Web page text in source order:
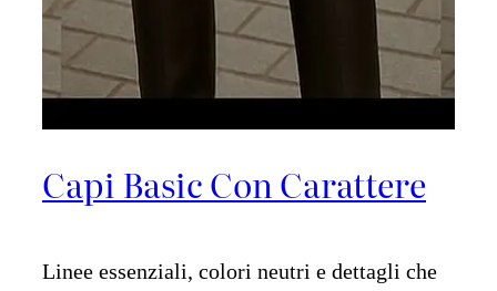
Capi Basic Con Carattere
Linee essenziali, colori neutri e dettagli che